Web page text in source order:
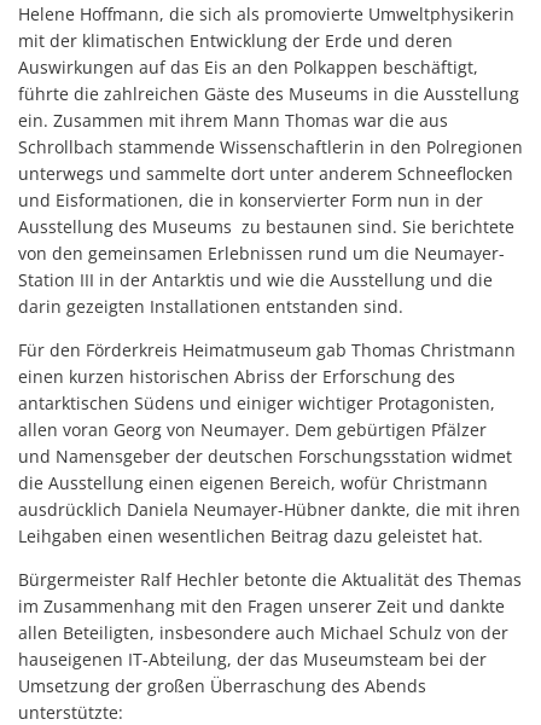
Helene Hoffmann, die sich als promovierte Umweltphysikerin
mit der klimatischen Entwicklung der Erde und deren
Auswirkungen auf das Eis an den Polkappen beschäftigt,
führte die zahlreichen Gäste des Museums in die Ausstellung
ein. Zusammen mit ihrem Mann Thomas war die aus
Schrollbach stammende Wissenschaftlerin in den Polregionen
unterwegs und sammelte dort unter anderem Schneeflocken
und Eisformationen, die in konservierter Form nun in der
Ausstellung des Museums zu bestaunen sind. Sie berichtete
von den gemeinsamen Erlebnissen rund um die Neumayer-
Station III in der Antarktis und wie die Ausstellung und die
darin gezeigten Installationen entstanden sind.
Für den Förderkreis Heimatmuseum gab Thomas Christmann
einen kurzen historischen Abriss der Erforschung des
antarktischen Südens und einiger wichtiger Protagonisten,
allen voran Georg von Neumayer. Dem gebürtigen Pfälzer
und Namensgeber der deutschen Forschungsstation widmet
die Ausstellung einen eigenen Bereich, wofür Christmann
ausdrücklich Daniela Neumayer-Hübner dankte, die mit ihren
Leihgaben einen wesentlichen Beitrag dazu geleistet hat.
Bürgermeister Ralf Hechler betonte die Aktualität des Themas
im Zusammenhang mit den Fragen unserer Zeit und dankte
allen Beteiligten, insbesondere auch Michael Schulz von der
hauseigenen IT-Abteilung, der das Museumsteam bei der
Umsetzung der großen Überraschung des Abends
unterstützte: